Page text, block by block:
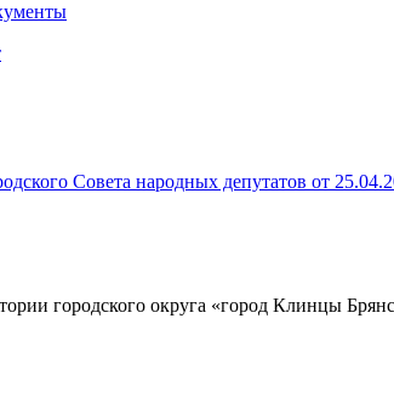
Совета народных депутатов от
городского округа «город Клинцы